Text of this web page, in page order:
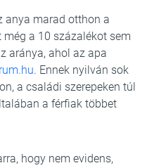
anya marad otthon a
a 10 százalékot sem
aránya, ahol az apa
. Ennek nyilván sok
a családi szerepeken túl
a férfiak többet
hogy nem evidens,